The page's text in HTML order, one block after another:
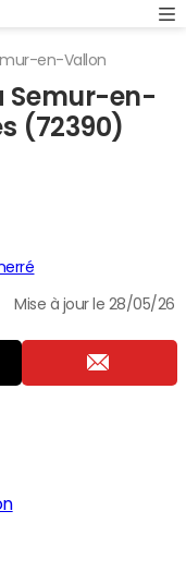
en-Vallon
Semur-en-
(72390)
Mise à jour le 28/05/26